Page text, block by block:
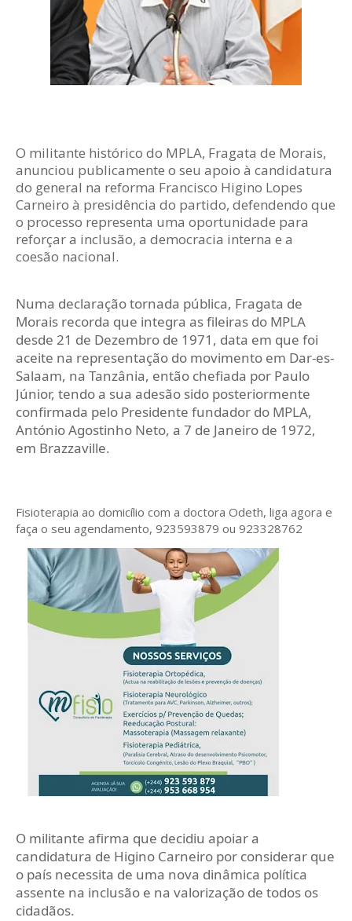
O militante histórico do MPLA, Fragata de Morais,
anunciou publicamente o seu apoio à candidatura
do general na reforma Francisco Higino Lopes
Carneiro à presidência do partido, defendendo que
o processo representa uma oportunidade para
reforçar a inclusão, a democracia interna e a
coesão nacional.
Numa declaração tornada pública, Fragata de
Morais recorda que integra as fileiras do MPLA
desde 21 de Dezembro de 1971, data em que foi
aceite na representação do movimento em Dar-es-
Salaam, na Tanzânia, então chefiada por Paulo
Júnior, tendo a sua adesão sido posteriormente
confirmada pelo Presidente fundador do MPLA,
António Agostinho Neto, a 7 de Janeiro de 1972,
em Brazzaville.
Fisioterapia ao domicílio com a doctora Odeth, liga agora e
faça o seu agendamento, 923593879 ou 923328762
O militante afirma que decidiu apoiar a
candidatura de Higino Carneiro por considerar que
o país necessita de uma nova dinâmica política
assente na inclusão e na valorização de todos os
cidadãos.